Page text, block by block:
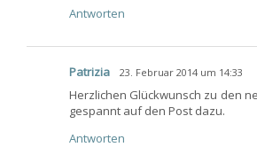
Antworten
Patrizia 23. Februar 2014 um 14:33
Herzlichen Glückwunsch zu den
gespannt auf den Post dazu.
Antworten